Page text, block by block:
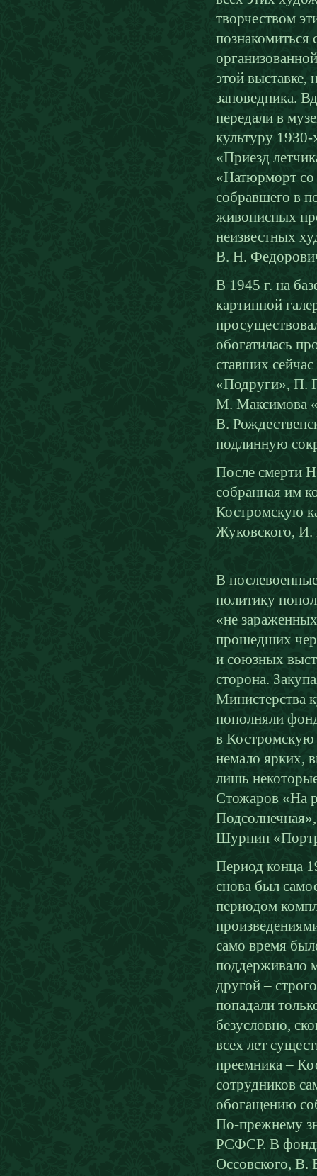
творчеством
познакомиться
этой выставке,
заповедника.
передали в
культуру
«Приезд
«Натюрморт со
собравшего в
живописных
неизвестных
В. Н.
В 1945 г. на
картинной
обогатилась
ставших
«Подруги», П.
М. Максимова
В.
подлинную
После смерти
собранная им
Костромскую
Жуковского,
В
политику
«не
прошедших
и союзных
сторона.
Министерства
пополняли
в Костромскую
немало ярких,
лишь
Стожаров «На
Шурпин
Период конца
снова был
периодом
само время
поддерживало
другой –
попадали
безусловно,
всех лет
преемника –
сотрудников
обогащению
По-прежнему
РСФСР. В
Оссовского,